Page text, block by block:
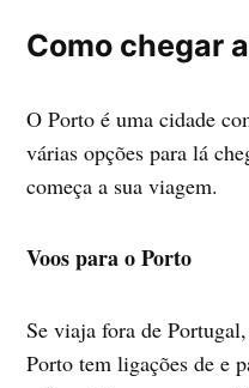
Como chegar
O Porto é uma cidade
várias opções para lá
começa a sua viagem.
Voos para o Porto
Se viaja fora de
Porto tem ligações de e